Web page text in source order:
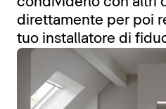
direttamente per poi
tuo installatore di